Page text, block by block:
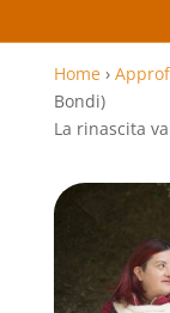
Home ›
Bondi)
La rinascita